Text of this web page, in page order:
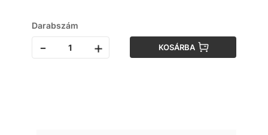
Darabszám
- + KOSÁRBA